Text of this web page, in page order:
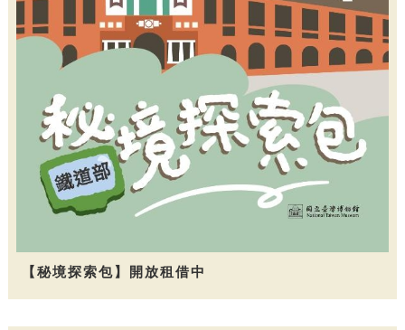
【秘境探索包】開放租借中